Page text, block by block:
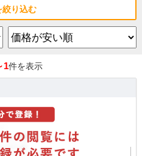
絞り込む
1件を表示